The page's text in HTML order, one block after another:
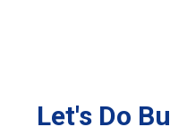
Let's Do